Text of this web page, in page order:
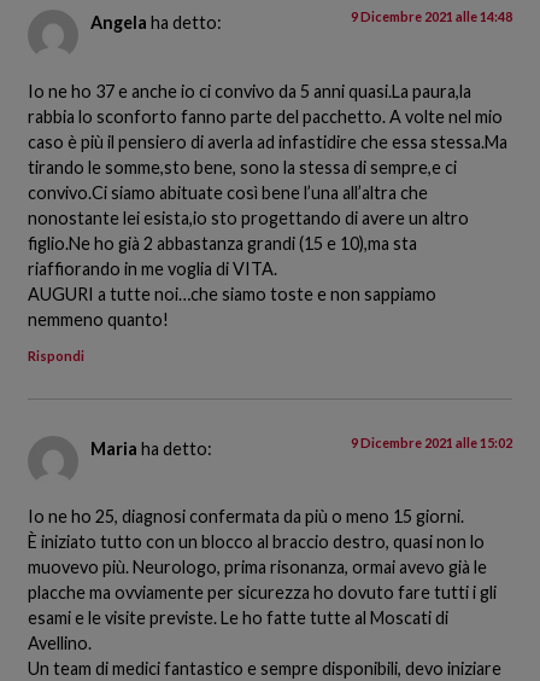
Angela ha detto: 9 Dicembre 2021 alle 14:48
Io ne ho 37 e anche io ci convivo da 5 anni quasi.La paura,la
rabbia lo sconforto fanno parte del pacchetto. A volte nel mio
caso è più il pensiero di averla ad infastidire che essa stessa.Ma
tirando le somme,sto bene, sono la stessa di sempre,e ci
convivo.Ci siamo abituate così bene l’una all’altra che
nonostante lei esista,io sto progettando di avere un altro
figlio.Ne ho già 2 abbastanza grandi (15 e 10),ma sta
riaffiorando in me voglia di VITA.
AUGURI a tutte noi…che siamo toste e non sappiamo
nemmeno quanto!
Rispondi
Maria ha detto: 9 Dicembre 2021 alle 15:02
Io ne ho 25, diagnosi confermata da più o meno 15 giorni.
È iniziato tutto con un blocco al braccio destro, quasi non lo
muovevo più. Neurologo, prima risonanza, ormai avevo già le
placche ma ovviamente per sicurezza ho dovuto fare tutti i gli
esami e le visite previste. Le ho fatte tutte al Moscati di
Avellino.
Un team di medici fantastico e sempre disponibili, devo iniziare